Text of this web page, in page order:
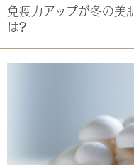
免疫力アップが冬の美
は?